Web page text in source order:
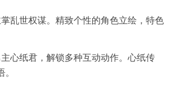
乱世权谋。精致个性的角色立绘，特色
心纸君，解锁多种互动动作。心纸传